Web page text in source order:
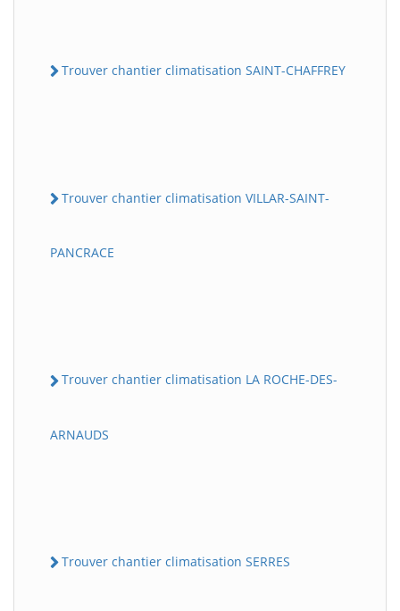
Trouver chantier climatisation SAINT-CHAFFREY
Trouver chantier climatisation VILLAR-SAINT-
PANCRACE
Trouver chantier climatisation LA ROCHE-DES-
ARNAUDS
Trouver chantier climatisation SERRES